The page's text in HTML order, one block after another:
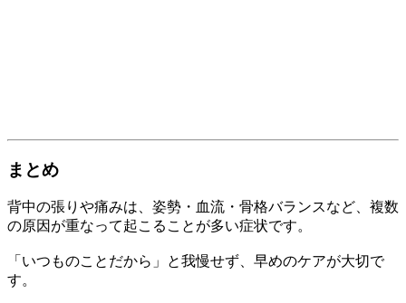
まとめ
背中の張りや痛みは、姿勢・血流・骨格バランスなど、複数
の原因が重なって起こることが多い症状です。
「いつものことだから」と我慢せず、早めのケアが大切で
す。